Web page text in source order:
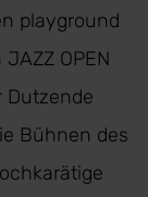
playground
OPEN
Dutzende
Bühnen des